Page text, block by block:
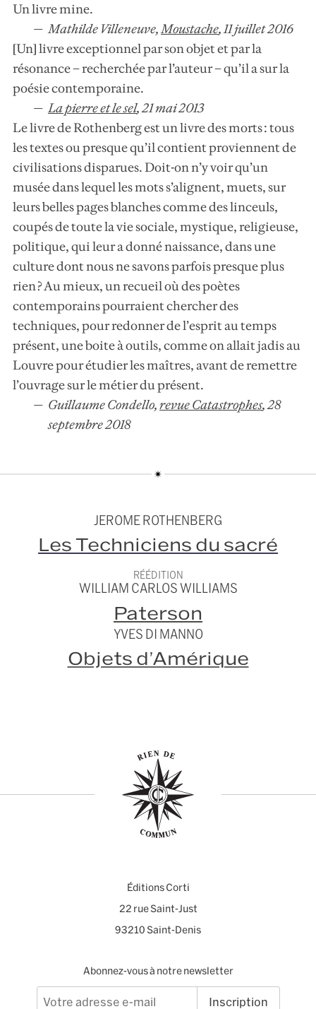
Un livre mine.
Mathilde Villeneuve,Moustache,11 juillet 2016
[Un] livre exceptionnel par son objet et par la
résonance – recherchée par l’auteur – qu’il a sur la
poésie contemporaine.
La pierre et le sel,21 mai 2013
Le livre de Rothenberg est un livre des morts : tous
les textes ou presque qu’il contient proviennent de
civilisations disparues. Doit-on n’y voir qu’un
musée dans lequel les mots s’alignent, muets, sur
leurs belles pages blanches comme des linceuls,
coupés de toute la vie sociale, mystique, religieuse,
politique, qui leur a donné naissance, dans une
culture dont nous ne savons parfois presque plus
rien ? Au mieux, un recueil où des poètes
contemporains pourraient chercher des
techniques, pour redonner de l’esprit au temps
présent, une boite à outils, comme on allait jadis au
Louvre pour étudier les maîtres, avant de remettre
l’ouvrage sur le métier du présent.
Guillaume Condello,revue Catastrophes,28
septembre 2018
JEROME ROTHENBERG
Les Techniciens du sacré
RÉÉDITION
WILLIAM CARLOS WILLIAMS
Paterson
YVES DI MANNO
Objets d’Amérique
Éditions Corti
22 rue Saint-Just
93210 Saint-Denis
Abonnez-vous à notre newsletter
Inscription